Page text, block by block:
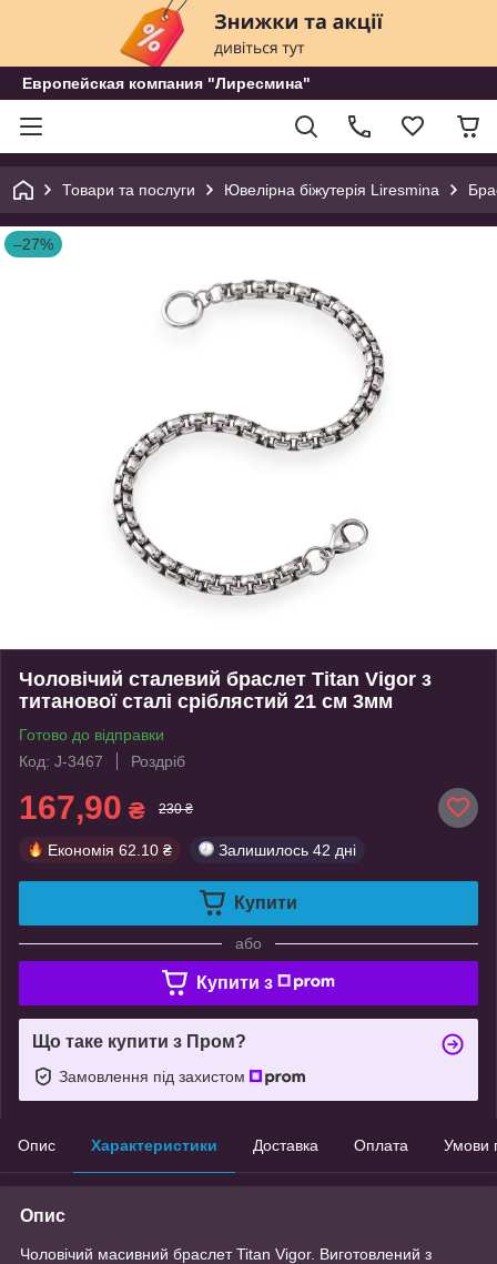
Европейская компания "Лиресмина"
Товари та послуги Ювелірна біжутерія Liresmina
–27%
Чоловічий сталевий браслет Titan Vigor з
титанової сталі сріблястий 21 см 3мм
Готово до відправки
Код: J-3467
Роздріб
167,90 ₴ 230 ₴
Економія 62.10 ₴ Залишилось 42 дні
Купити
або
Купити з
Що таке купити з Пром?
Замовлення під захистом
Опис Характеристики Доставка Оплата Умови
Опис
Чоловічий масивний браслет Titan Vigor. Виготовлений з